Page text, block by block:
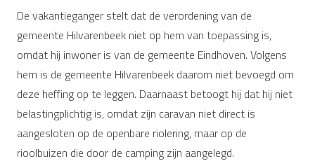
De vakantieganger stelt dat de verordening van de
gemeente Hilvarenbeek niet op hem van toepassing is,
omdat hij inwoner is van de gemeente Eindhoven. Volgens
hem is de gemeente Hilvarenbeek daarom niet bevoegd om
deze heffing op te leggen. Daarnaast betoogt hij dat hij niet
belastingplichtig is, omdat zijn caravan niet direct is
aangesloten op de openbare riolering, maar op de
rioolbuizen die door de camping zijn aangelegd.